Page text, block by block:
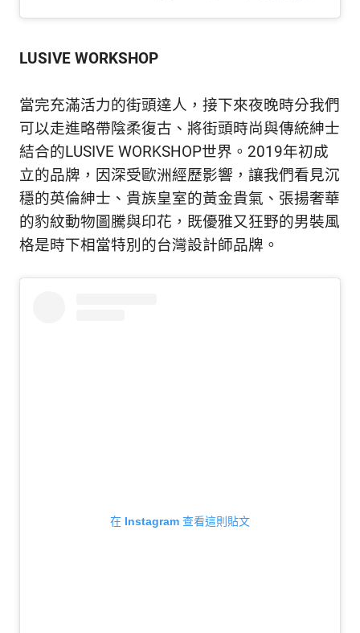
LUSIVE WORKSHOP
當完充滿活力的街頭達人，接下來夜晚時分我們
可以走進略帶陰柔復古、將街頭時尚與傳統紳士
結合的LUSIVE WORKSHOP世界。2019年初成
立的品牌，因深受歐洲經歷影響，讓我們看見沉
穩的英倫紳士、貴族皇室的黃金貴氣、張揚奢華
的豹紋動物圖騰與印花，既優雅又狂野的男裝風
格是時下相當特別的台灣設計師品牌。
在 Instagram 查看這則貼文